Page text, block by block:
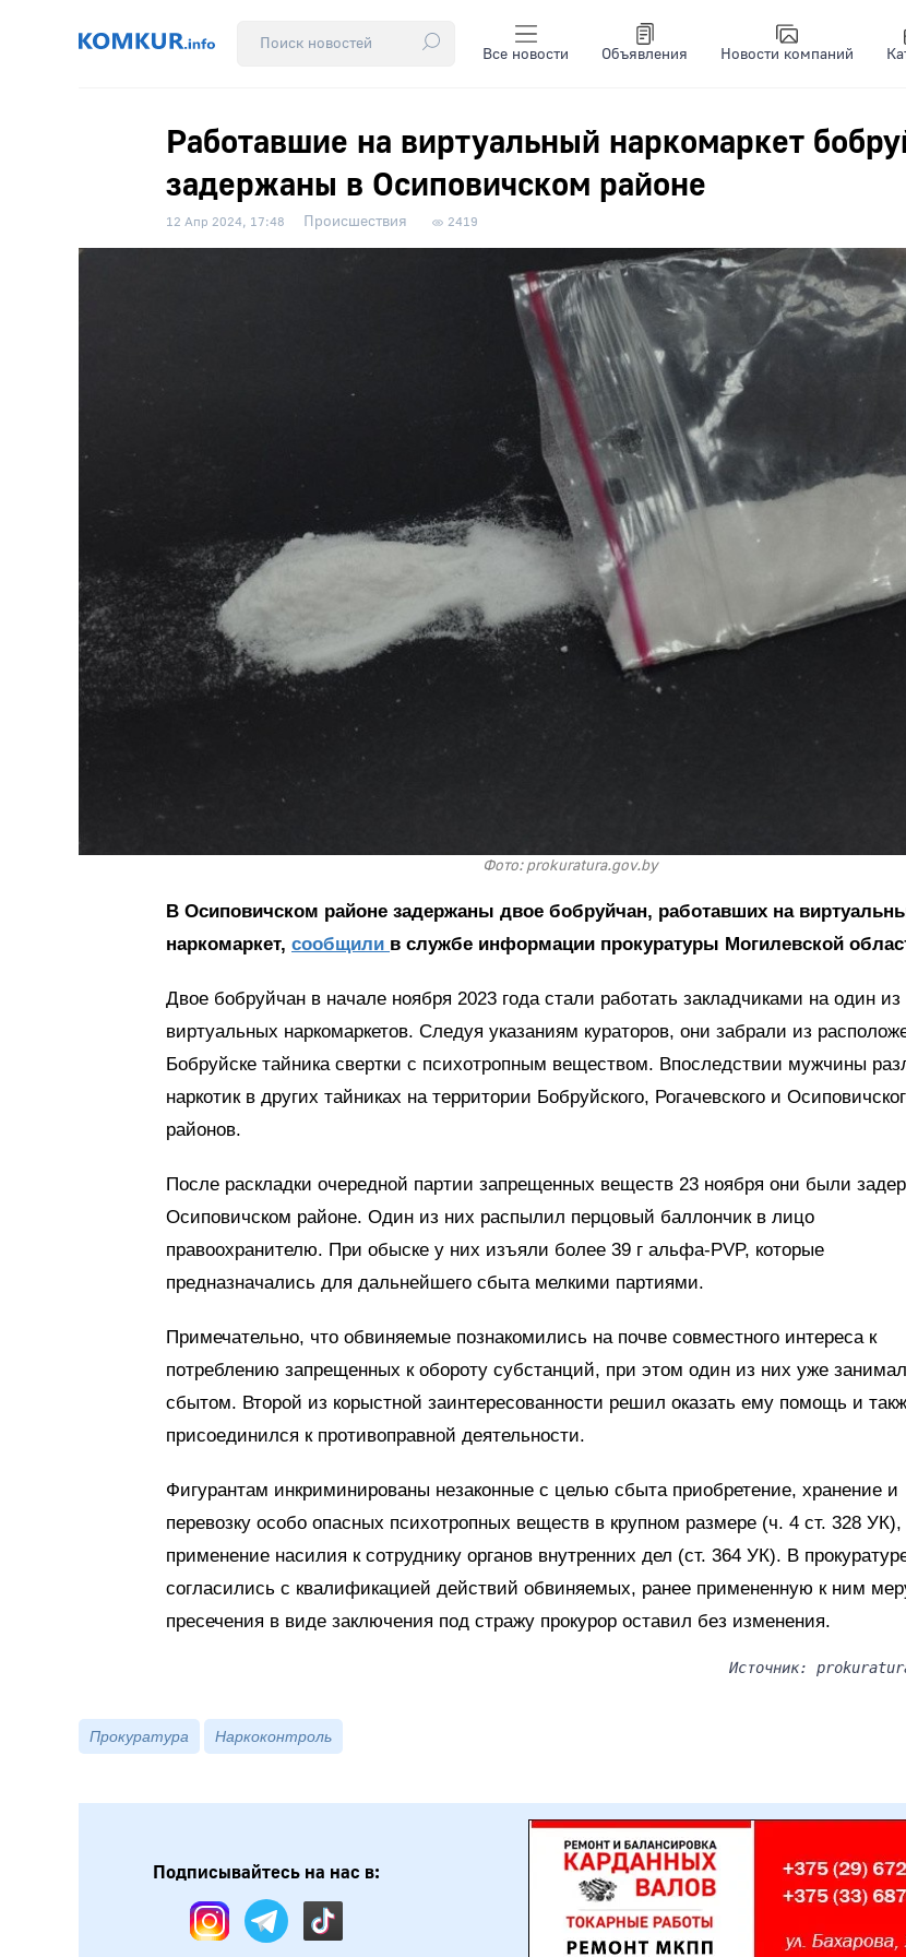
Все новости Объявления Новости компаний
Работавшие на виртуальный наркомаркет
задержаны в Осиповичском районе
12 Апр 2024, 17:48 Происшествия 2419
Фото: prokuratura.gov.by
В Осиповичском районе задержаны двое бобруйчан, работавших на
наркомаркет, сообщили в службе информации прокуратуры Могилевской
Двое бобруйчан в начале ноября 2023 года стали работать закладчиками на один из
виртуальных наркомаркетов. Следуя указаниям кураторов, они забрали из
Бобруйске тайника свертки с психотропным веществом. Впоследствии мужчины
наркотик в других тайниках на территории Бобруйского, Рогачевского и
районов.
После раскладки очередной партии запрещенных веществ 23 ноября они были
Осиповичском районе. Один из них распылил перцовый баллончик в лицо
правоохранителю. При обыске у них изъяли более 39 г альфа-PVP, которые
предназначались для дальнейшего сбыта мелкими партиями.
Примечательно, что обвиняемые познакомились на почве совместного интереса к
потреблению запрещенных к обороту субстанций, при этом один из них уже
сбытом. Второй из корыстной заинтересованности решил оказать ему помощь и
присоединился к противоправной деятельности.
Фигурантам инкриминированы незаконные с целью сбыта приобретение, хранение и
перевозку особо опасных психотропных веществ в крупном размере (ч. 4 ст. 328 УК),
применение насилия к сотруднику органов внутренних дел (ст. 364 УК). В
согласились с квалификацией действий обвиняемых, ранее примененную к ним
пресечения в виде заключения под стражу прокурор оставил без изменения.
Источник:
Прокуратура Наркоконтроль
Подписывайтесь на нас в: